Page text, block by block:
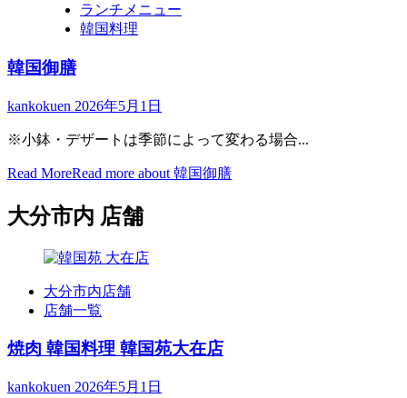
ランチメニュー
韓国料理
韓国御膳
kankokuen 2026年5月1日
※小鉢・デザートは季節によって変わる場合...
Read MoreRead more about 韓国御膳
大分市内 店舗
大分市内店舗
店舗一覧
焼肉 韓国料理 韓国苑大在店
kankokuen 2026年5月1日